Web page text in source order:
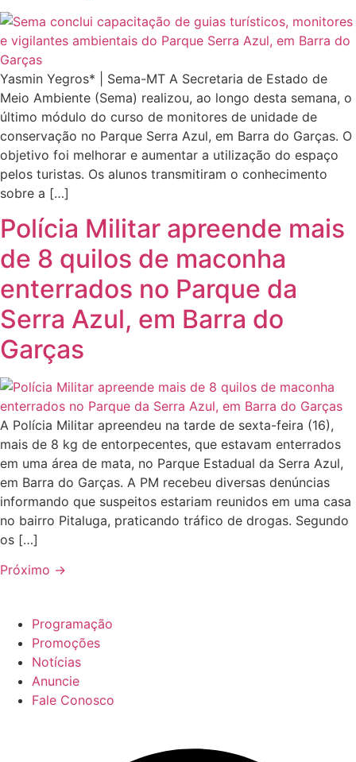
Yasmin Yegros* | Sema-MT A Secretaria de Estado de
Meio Ambiente (Sema) realizou, ao longo desta semana, o
último módulo do curso de monitores de unidade de
conservação no Parque Serra Azul, em Barra do Garças. O
objetivo foi melhorar e aumentar a utilização do espaço
pelos turistas. Os alunos transmitiram o conhecimento
sobre a […]
Polícia Militar apreende mais
de 8 quilos de maconha
enterrados no Parque da
Serra Azul, em Barra do
Garças
A Polícia Militar apreendeu na tarde de sexta-feira (16),
mais de 8 kg de entorpecentes, que estavam enterrados
em uma área de mata, no Parque Estadual da Serra Azul,
em Barra do Garças. A PM recebeu diversas denúncias
informando que suspeitos estariam reunidos em uma casa
no bairro Pitaluga, praticando tráfico de drogas. Segundo
os […]
Próximo →
Programação
Promoções
Notícias
Anuncie
Fale Conosco